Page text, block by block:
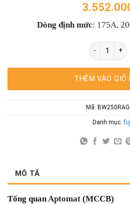
Dòng định mức: 175A,
Aptomat
THÊM VÀO GIỎ
Mã:
Danh mục:
MÔ TẢ
Tổng quanAptomat (MCCB)